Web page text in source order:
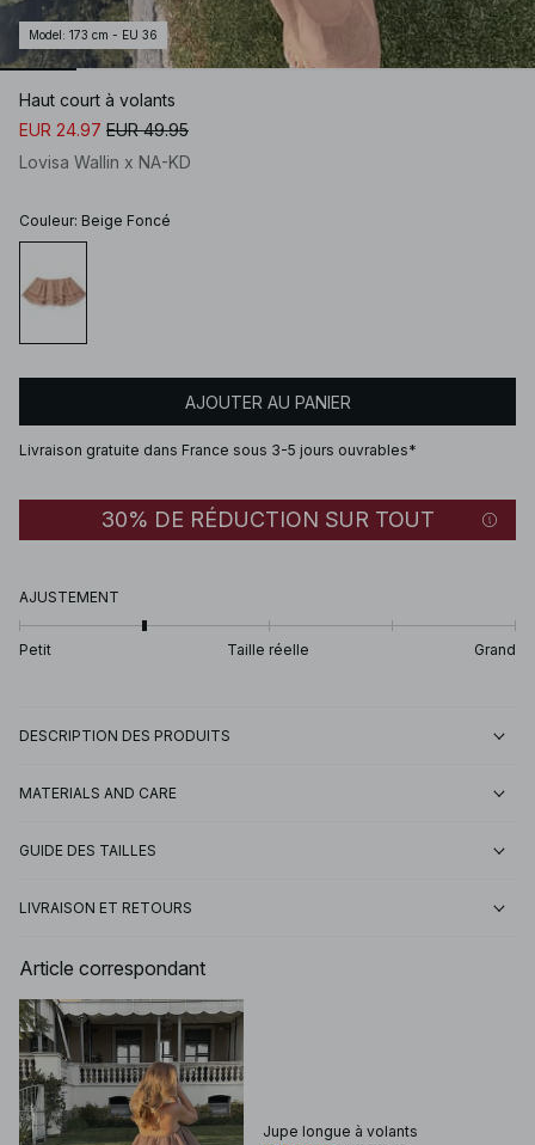
Model : 173 cm - EU 36
Haut court à volants
EUR 24.97 EUR 49.95
Lovisa Wallin x NA-KD
Couleur: Beige Foncé
AJOUTER AU PANIER
Livraison gratuite dans France sous 3-5 jours ouvrables*
30% DE RÉDUCTION SUR TOUT
AJUSTEMENT
Petit Taille réelle Grand
DESCRIPTION DES PRODUITS
MATERIALS AND CARE
GUIDE DES TAILLES
LIVRAISON ET RETOURS
Article correspondant
Jupe longue à volants